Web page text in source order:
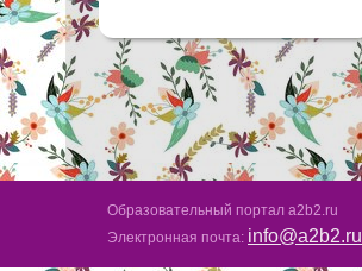
Образовательный портал a2b2.ru
Электронная почта: info@a2b2.ru